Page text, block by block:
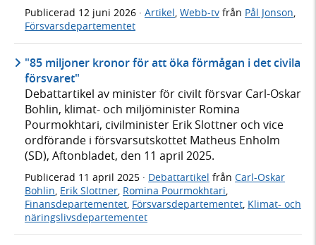
Publicerad 12 juni 2026 · Artikel, Webb-tv från Pål Jonson,
Försvarsdepartementet
"85 miljoner kronor för att öka förmågan i det civila
försvaret"
Debattartikel av minister för civilt försvar Carl-Oskar
Bohlin, klimat- och miljöminister Romina
Pourmokhtari, civilminister Erik Slottner och vice
ordförande i försvarsutskottet Matheus Enholm
(SD), Aftonbladet, den 11 april 2025.
Publicerad 11 april 2025 · Debattartikel från Carl-Oskar
Bohlin, Erik Slottner, Romina Pourmokhtari,
Finansdepartementet, Försvarsdepartementet, Klimat- och
näringslivsdepartementet